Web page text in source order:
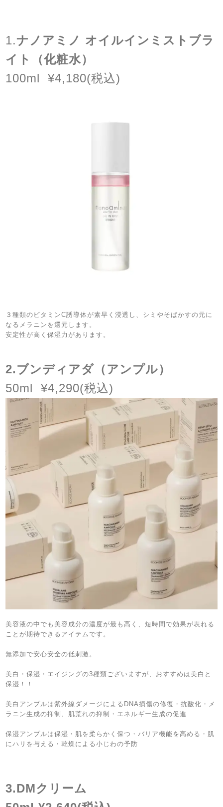
1.ナノアミノ オイルインミストブラ
イト（化粧水）
100ml
¥4,180(税込)
３種類のビタミンC誘導体が素早く浸透し、シミやそばかすの元に
なるメラニンを還元します。
安定性が高く保湿力があります。
2.ブンディアダ（アンプル）
50ml
¥4,290(税込)
美容液の中でも美容成分の濃度が最も高く、短時間で効果が表れる
ことが期待できるアイテムです。
無添加で安心安全の低刺激。
美白・保湿・エイジングの3種類ございますが、おすすめは美白と
保湿！！
美白アンプルは紫外線ダメージによる DNA損傷の修復・抗酸化・メ
ラニン生成の抑制、肌荒れの抑制・エネルギー生成の促進
保湿アンプルは保湿・肌を柔らかく保つ・バリア機能を高める・肌
にハリを与える・乾燥による小じわの予防
3.DMクリーム